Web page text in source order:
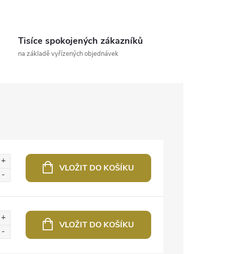
Tisíce spokojených zákazníků
na základě vyřízených objednávek
VLOŽIT DO KOŠÍKU
VLOŽIT DO KOŠÍKU